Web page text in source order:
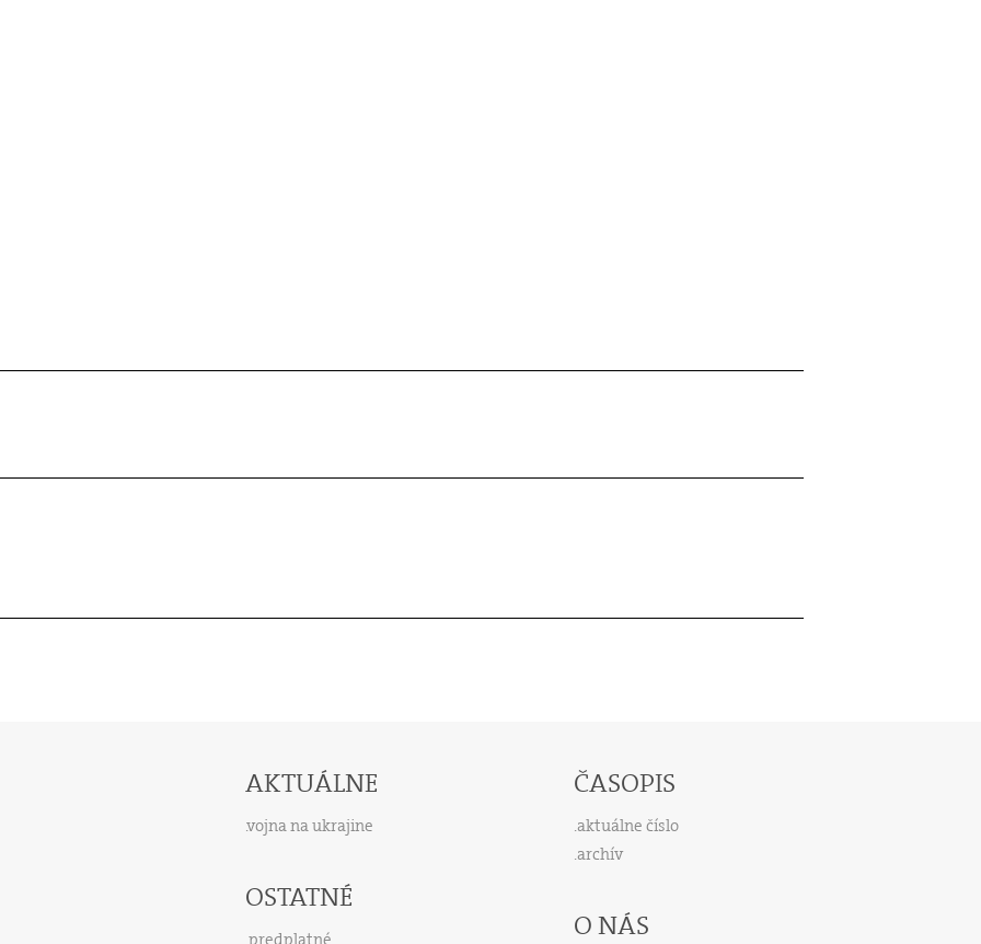
AKTUÁLNE
vojna na ukrajine
OSTATNÉ
predplatné
ČASOPIS
aktuálne číslo
archív
O NÁS